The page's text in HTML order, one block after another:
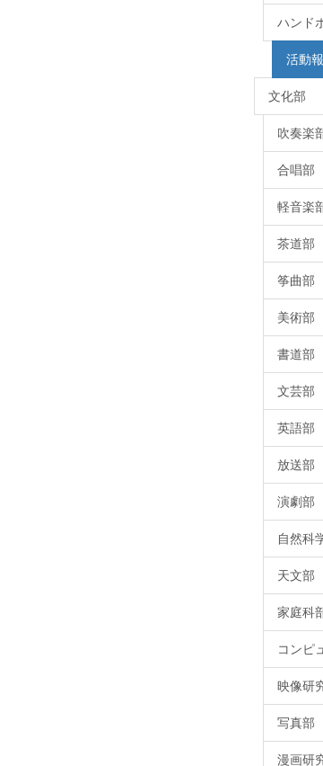
ハンド
活動
文化部
吹奏楽
合唱部
軽音楽
茶道部
筝曲部
美術部
書道部
文芸部
英語部
放送部
演劇部
自然科
天文部
家庭科
コンピ
映像研
写真部
漫画研